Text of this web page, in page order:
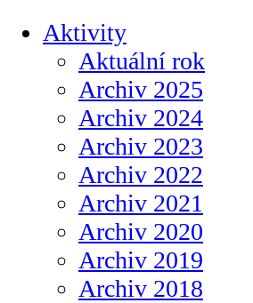
Aktivity
Aktuální rok
Archiv 2025
Archiv 2024
Archiv 2023
Archiv 2022
Archiv 2021
Archiv 2020
Archiv 2019
Archiv 2018